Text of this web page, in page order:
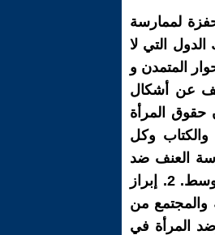
والمحفزة لممارسة
التي لا
المتمدن و
عن أشكال
حقوق المرأة
والكتاب وكل
في ممارسة العنف ضد
المرأة في البيت والشارع والمعمل والمدرسة والجامعة والمجتمع في العالم العربي والإسلامي وفي عموم منطقة الشرق الأوسط. 2. إبراز
والمجتمع من
وضد المرأة في